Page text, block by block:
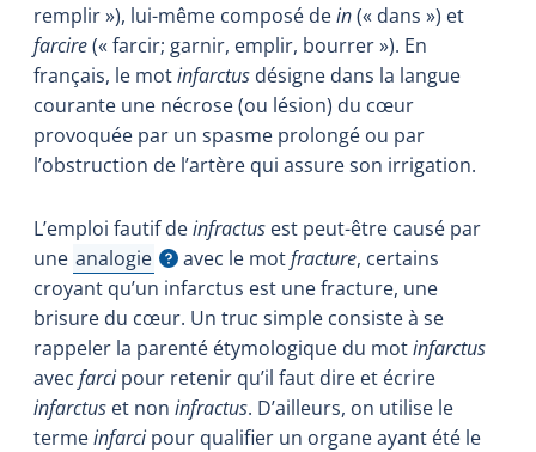
remplir »), lui-même composé dein(« dans ») et
farcire(« farcir; garnir, emplir, bourrer »). En
français, le motinfarctus désigne dans la langue
courante une nécrose (ou lésion) du cœur
provoquée par un spasme prolongé ou par
l’obstruction de l’artère qui assure son irrigation.
L’emploi fautif deinfractus est peut-être causé par
une analogie
Afficher l'infobulle
avec le motfracture, certains
croyant qu’un infarctus est une fracture, une
brisure du cœur. Un truc simple consiste à se
rappeler la parenté étymologique du motinfarctus
avec farci pour retenir qu’il faut dire et écrire
infarctus et non infractus. D’ailleurs, on utilise le
termeinfarci pour qualifier un organe ayant été le